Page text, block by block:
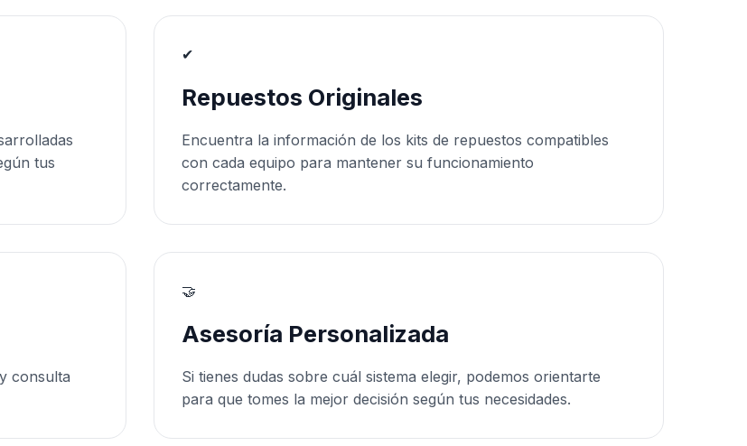
tus
✔
Repuestos Originales
Encuentra la información de los kits de repuestos compatibles
con cada equipo para mantener su funcionamiento
correctamente.
consulta
🤝
Asesoría Personalizada
Si tienes dudas sobre cuál sistema elegir, podemos orientarte
para que tomes la mejor decisión según tus necesidades.